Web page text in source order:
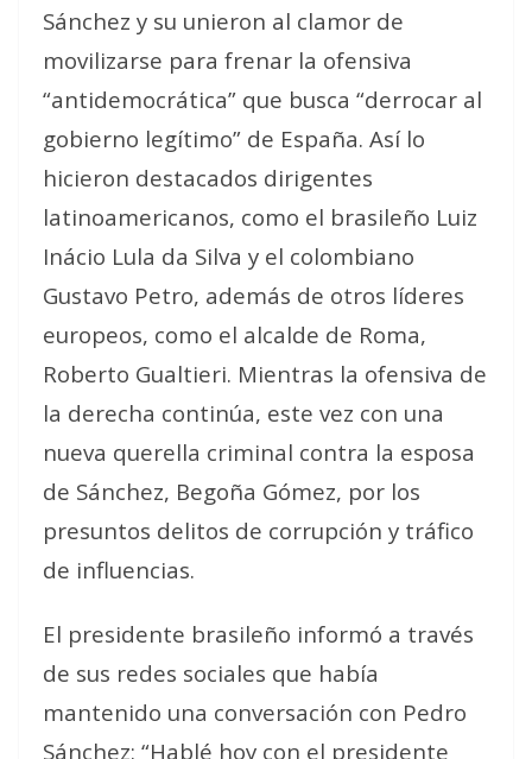
Sánchez y su unieron al clamor de
movilizarse para frenar la ofensiva
“antidemocrática” que busca “derrocar al
gobierno legítimo” de España. Así lo
hicieron destacados dirigentes
latinoamericanos, como el brasileño Luiz
Inácio Lula da Silva y el colombiano
Gustavo Petro, además de otros líderes
europeos, como el alcalde de Roma,
Roberto Gualtieri. Mientras la ofensiva de
la derecha continúa, este vez con una
nueva querella criminal contra la esposa
de Sánchez, Begoña Gómez, por los
presuntos delitos de corrupción y tráfico
de influencias.
El presidente brasileño informó a través
de sus redes sociales que había
mantenido una conversación con Pedro
Sánchez: “Hablé hoy con el presidente